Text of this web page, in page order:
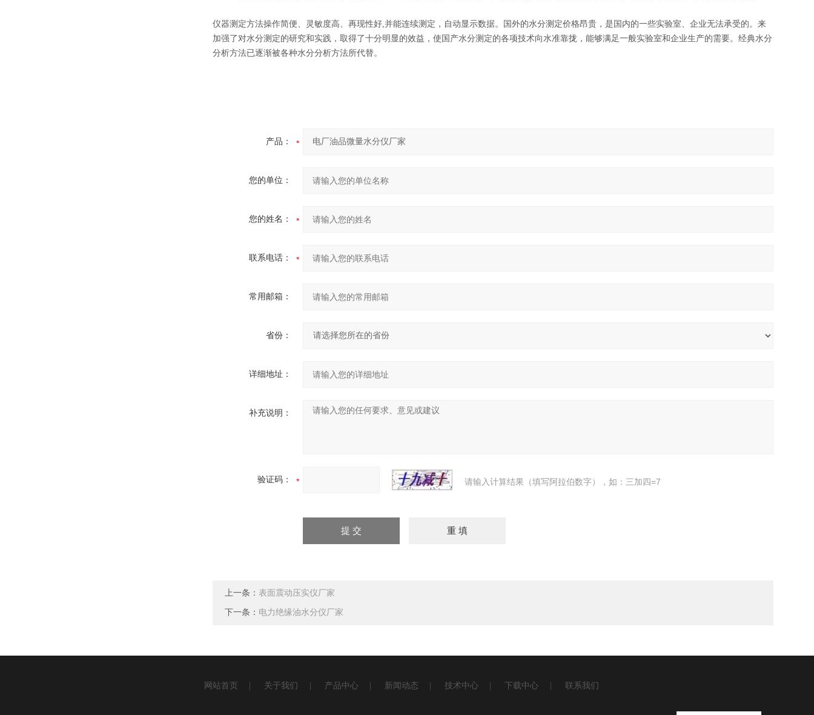
仪器测定方法操作简便、灵敏度高、再现性好,并能连续测定，自动显示数据。国外的水分测定价格昂贵，是国内的一些实验室、企业无法承受的。来
加强了对水分测定的研究和实践，取得了十分明显的效益，使国产水分测定的各项技术向水准靠拢，能够满足一般实验室和企业生产的需要。经典水分
分析方法已逐渐被各种水分分析方法所代替。
产品：
您的单位：
您的姓名：
联系电话：
常用邮箱：
省份：
详细地址：
补充说明：
验证码： 请输入计算结果（填写阿拉伯数字），如：三加四=7
上一条：表面震动压实仪厂家
下一条： 电力绝缘油水分仪厂家
网站首页 关于我们 产品中心 新闻动态 技术中心 下载中心 联系我们